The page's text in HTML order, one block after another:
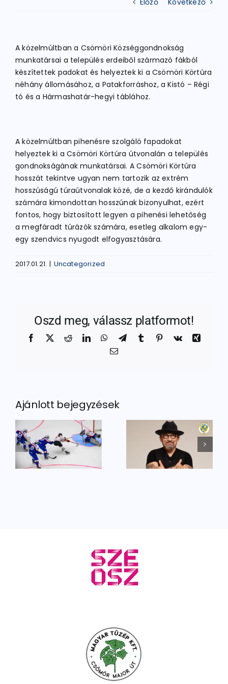
KERÉKPÁR
EGYÉB SPORTÁGAK
ELÉRHETŐSÉGEK
TAGDÍJ BEFIZETÉS
Előző Következő
A közelmúltban a Csömöri Községgondnokság
munkatársai a település erdeiből származó fákból
készítettek padokat és helyeztek ki a Csömöri Körtúra
néhány állomásához, a Patakforráshoz, a Kistó – Régi
tó és a Hármashatár-hegyi táblához.
A közelmúltban pihenésre szolgáló fapadokat
helyeztek ki a Csömöri Körtúra útvonalán a település
gondnokságának munkatársai. A Csömöri Körtúra
hosszát tekintve ugyan nem tartozik az extrém
hosszúságú túraútvonalak közé, de a kezdő kirándulók
számára kimondottan hosszúnak bizonyulhat, ezért
fontos, hogy biztosított legyen a pihenési lehetőség
a megfáradt túrázók számára, esetleg alkalom egy-
egy szendvics nyugodt elfogyasztására.
2017.01.21. | Uncategorized
Oszd meg, válassz platformot!
Facebook
X RedditLinkedInWhatsApp
TelegramTumblr Pinterest
Vk
Xing
Email:
Ajánlott bejegyzések
Igazi
legenda a
Sportbál
Utánpótlás
focitornával
nyitjuk az